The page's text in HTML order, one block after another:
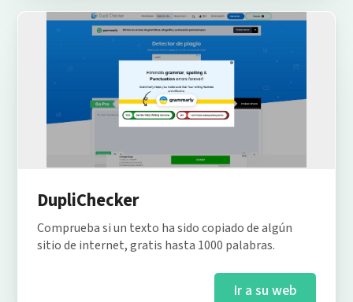
DupliChecker
Comprueba si un texto ha sido copiado de algún
sitio de internet, gratis hasta 1000 palabras.
Ir a su web